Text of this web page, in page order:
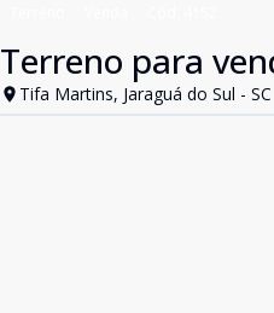
Terreno para
Tifa Martins, Jaraguá do Sul - SC